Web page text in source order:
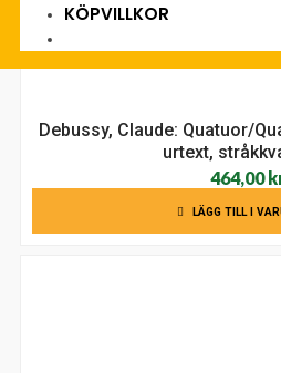
KÖPVILLKOR
Debussy, Claude: Quatuor/
urtext,
464,00
LÄGG TILL I